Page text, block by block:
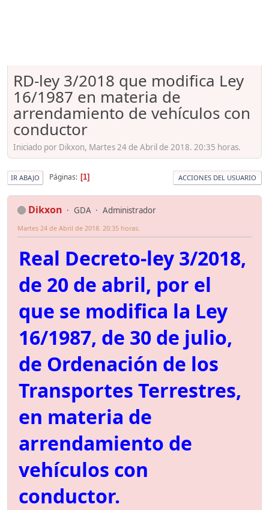
RD-ley 3/2018 que modifica Ley
16/1987 en materia de
arrendamiento de vehículos con
conductor
Iniciado por Dikxon, Martes 24 de Abril de 2018. 20:35 horas.
IR ABAJO Páginas 1 ACCIONES DEL USUARIO
Dikxon GDA Administrador
Martes 24 de Abril de 2018. 20:35 horas.
Real Decreto-ley 3/2018,
de 20 de abril, por el
que se modifica la Ley
16/1987, de 30 de julio,
de Ordenación de los
Transportes Terrestres,
en materia de
arrendamiento de
vehículos con
conductor.